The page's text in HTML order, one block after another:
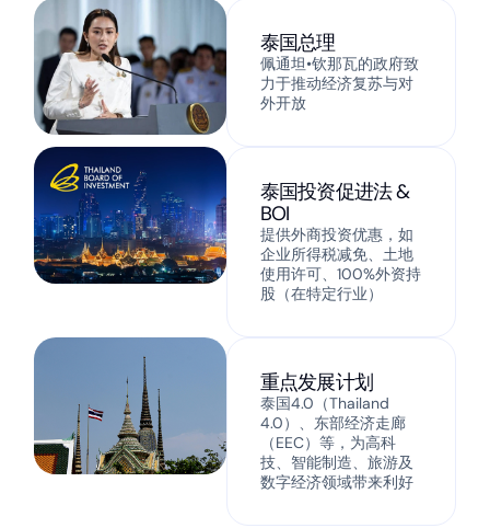
泰国总理
佩通坦•钦那瓦的政府致
力于推动经济复苏与对
外开放
泰国投资促进法 &
BOI
提供外商投资优惠，如
企业所得税减免、土地
使用许可、100%外资持
股（在特定行业）
重点发展计划
泰国4.0（Thailand
4.0）、东部经济走廊
（EEC）等，为高科
技、智能制造、旅游及
数字经济领域带来利好